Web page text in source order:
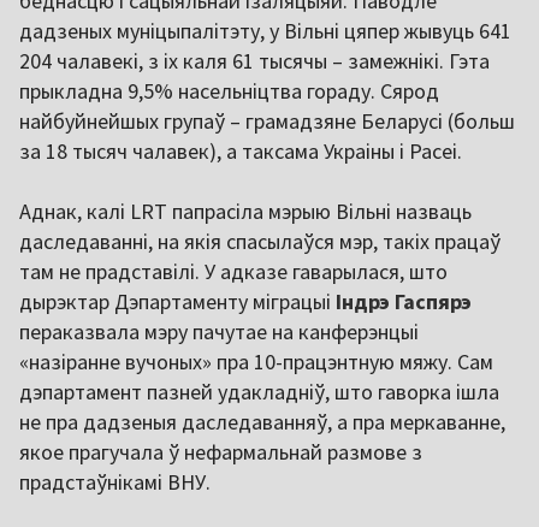
дадзеных муніцыпалітэту, у Вільні цяпер жывуць 641
204 чалавекі, з іх каля 61 тысячы – замежнікі. Гэта
прыкладна 9,5% насельніцтва гораду. Сярод
найбуйнейшых групаў – грамадзяне Беларусі (больш
за 18 тысяч чалавек), а таксама Украіны і Расеі.
Аднак, калі LRT папрасіла мэрыю Вільні назваць
даследаванні, на якія спасылаўся мэр, такіх працаў
там не прадставілі. У адказе гаварылася, што
дырэктар Дэпартаменту міграцыі Індрэ Гаспярэ
пераказвала мэру пачутае на канферэнцыі
«назіранне вучоных» пра 10-працэнтную мяжу. Сам
дэпартамент пазней удакладніў, што гаворка ішла
не пра дадзеныя даследаванняў, а пра меркаванне,
якое прагучала ў нефармальнай размове з
прадстаўнікамі ВНУ.